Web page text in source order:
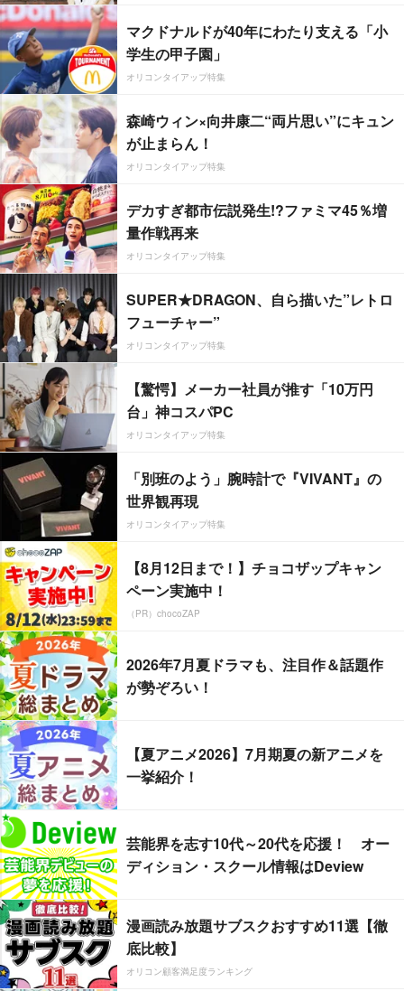
マクドナルドが40年にわたり支える「小
学生の甲子園」
オリコンタイアップ特集
森崎ウィン×向井康二“両片思い”にキュン
が止まらん！
オリコンタイアップ特集
デカすぎ都市伝説発生!?ファミマ45％増
量作戦再来
オリコンタイアップ特集
SUPER★DRAGON、自ら描いた”レトロ
フューチャー”
オリコンタイアップ特集
【驚愕】メーカー社員が推す「10万円
台」神コスパPC
オリコンタイアップ特集
「別班のよう」腕時計で『VIVANT』の
世界観再現
オリコンタイアップ特集
【8月12日まで！】チョコザップキャン
ペーン実施中！
（PR）chocoZAP
2026年7月夏ドラマも、注目作＆話題作
が勢ぞろい！
【夏アニメ2026】7月期夏の新アニメを
一挙紹介！
芸能界を志す10代～20代を応援！ オー
ディション・スクール情報はDeview
漫画読み放題サブスクおすすめ11選【徹
底比較】
オリコン顧客満足度ランキング